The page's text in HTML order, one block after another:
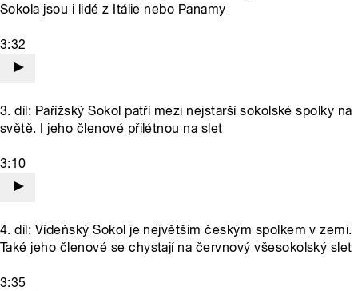
Sokola jsou i lidé z Itálie nebo Panamy
3:32
3. díl: Pařížský Sokol patří mezi nejstarší sokolské spolky na
světě. I jeho členové přilétnou na slet
3:10
4. díl: Vídeňský Sokol je největším českým spolkem v zemi.
Také jeho členové se chystají na červnový všesokolský slet
3:35